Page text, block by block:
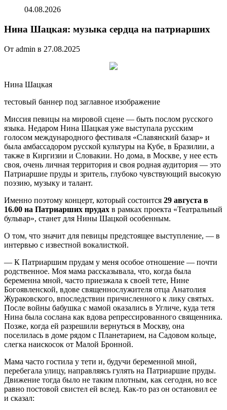
04.08.2026
Нина Шацкая: музыка сердца на патриарших
От admin в 27.08.2025
Нина Шацкая
тестовый баннер под заглавное изображение
Миссия певицы на мировой сцене — быть послом русского
языка. Недаром Нина Шацкая уже выступала русским
голосом международного фестиваля «Славянский базар» и
была амбассадором русской культуры на Кубе, в Бразилии, а
также в Киргизии и Словакии. Но дома, в Москве, у нее есть
своя, очень личная территория и своя родная аудитория — это
Патриаршие пруды и зритель, глубоко чувствующий высокую
поэзию, музыку и талант.
Именно поэтому концерт, который состоится 29 августа в
16.00 на Патриарших прудах в рамках проекта «Театральный
бульвар», станет для Нины Шацкой особенным.
О том, что значит для певицы предстоящее выступление, — в
интервью с известной вокалисткой.
— К Патриаршим прудам у меня особое отношение — почти
родственное. Моя мама рассказывала, что, когда была
беременна мной, часто приезжала к своей тете, Нине
Богоявленской, вдове священнослужителя отца Анатолия
Жураковского, впоследствии причисленного к лику святых.
После войны бабушка с мамой оказались в Угличе, куда тетя
Нина была сослана как вдова репрессированного священника.
Позже, когда ей разрешили вернуться в Москву, она
поселилась в доме рядом с Планетарием, на Садовом кольце,
слегка наискосок от Малой Бронной.
Мама часто гостила у тети и, будучи беременной мной,
перебегала улицу, направляясь гулять на Патриаршие пруды.
Движение тогда было не таким плотным, как сегодня, но все
равно постовой свистел ей вслед. Как-то раз он остановил ее
и сказал: